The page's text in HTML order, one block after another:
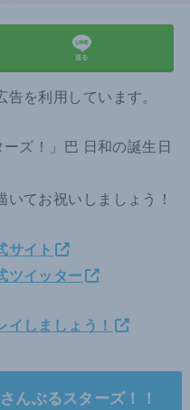
送る
を利用しています。
ズ！」巴 日和の誕生日
てお祝いしましょう！
サイト
ツイッター
しましょう！
んぶるスターズ！！